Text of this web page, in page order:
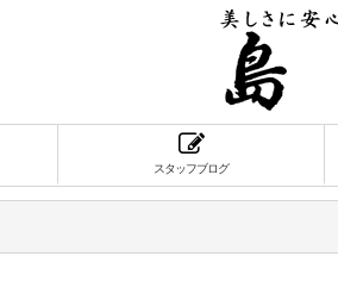
スタッフブログ